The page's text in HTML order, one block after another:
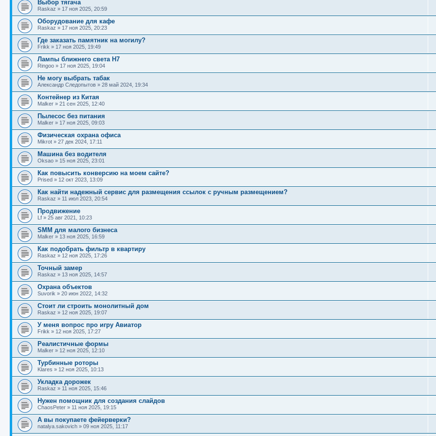
Выбор тягача
Raskaz » 17 ноя 2025, 20:59
Оборудование для кафе
Raskaz » 17 ноя 2025, 20:23
Где заказать памятник на могилу?
Frikk » 17 ноя 2025, 19:49
Лампы ближнего света H7
Ringoo » 17 ноя 2025, 19:04
Не могу выбрать табак
Александр Следопытов » 28 май 2024, 19:34
Контейнер из Китая
Malker » 21 сен 2025, 12:40
Пылесос без питания
Malker » 17 ноя 2025, 09:03
Физическая охрана офиса
Mikrot » 27 дек 2024, 17:11
Машина без водителя
Oksao » 15 ноя 2025, 23:01
Как повысить конверсию на моем сайте?
Prised » 12 окт 2023, 13:09
Как найти надежный сервис для размещения ссылок с ручным размещением?
Raskaz » 11 июл 2023, 20:54
Продвижение
Lf » 25 авг 2021, 10:23
SMM для малого бизнеса
Malker » 13 ноя 2025, 16:59
Как подобрать фильтр в квартиру
Raskaz » 12 ноя 2025, 17:26
Точный замер
Raskaz » 13 ноя 2025, 14:57
Охрана объектов
Suvorik » 20 июн 2022, 14:32
Стоит ли строить монолитный дом
Raskaz » 12 ноя 2025, 19:07
У меня вопрос про игру Авиатор
Frikk » 12 ноя 2025, 17:27
Реалистичные формы
Malker » 12 ноя 2025, 12:10
Турбинные роторы
Klares » 12 ноя 2025, 10:13
Укладка дорожек
Raskaz » 11 ноя 2025, 15:46
Нужен помощник для создания слайдов
ChaosPeter » 11 ноя 2025, 19:15
А вы покупаете фейерверки?
natalya.sakovich » 09 ноя 2025, 11:17